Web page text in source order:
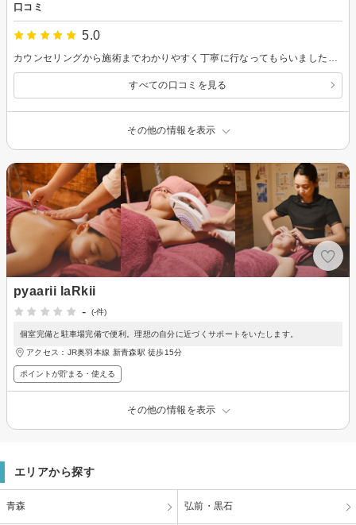
口コミ
5.0
すべての口コミを見る
その他の情報を表示
pyaarii laRkii
-
(-件)
個室完備と駐車場完備で便利。理想の自分に近づくサポートをいたします。
アクセス：JR奥羽本線 新青森駅 徒歩15分
ポイントが貯まる・使える
その他の情報を表示
エリアから探す
青森 弘前・黒石